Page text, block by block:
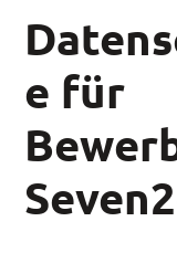
e für